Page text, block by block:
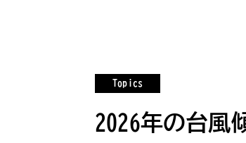
Topics
2026年の台風